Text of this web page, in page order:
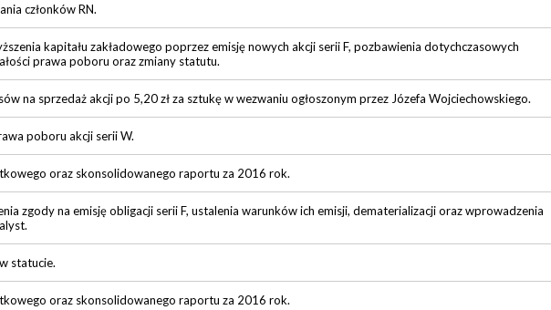
członków RN.
kapitału zakładowego poprzez emisję nowych akcji serii F, pozbawienia dotychczasowych
prawa poboru oraz zmiany statutu.
na sprzedaż akcji po 5,20 zł za sztukę w wezwaniu ogłoszonym przez Józefa Wojciechowskiego.
poboru akcji serii W.
oraz skonsolidowanego raportu za 2016 rok.
zgody na emisję obligacji serii F, ustalenia warunków ich emisji, dematerializacji oraz wprowadzenia
statucie.
oraz skonsolidowanego raportu za 2016 rok.